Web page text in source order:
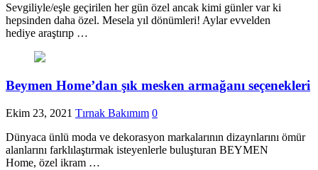
Sevgiliyle/eşle geçirilen her gün özel ancak kimi günler var ki
hepsinden daha özel. Mesela yıl dönümleri! Aylar evvelden
hediye araştırıp …
Beymen Home’dan şık mesken armağanı seçenekleri
Ekim 23, 2021 Tırnak Bakımım 0
Dünyaca ünlü moda ve dekorasyon markalarının dizaynlarını ömür
alanlarını farklılaştırmak isteyenlerle buluşturan BEYMEN
Home, özel ikram …